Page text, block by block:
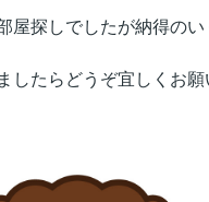
屋探しでしたが納得のい
したらどうぞ宜しくお願